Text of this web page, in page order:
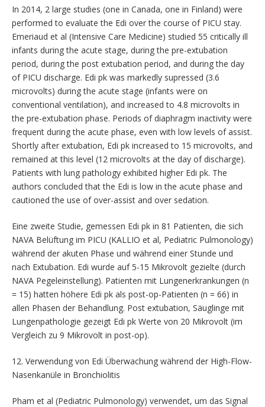
In 2014, 2 large studies (one in Canada, one in Finland) were
performed to evaluate the Edi over the course of PICU stay.
Emeriaud et al (Intensive Care Medicine) studied 55 critically ill
infants during the acute stage, during the pre-extubation
period, during the post extubation period, and during the day
of PICU discharge. Edi pk was markedly supressed (3.6
microvolts) during the acute stage (infants were on
conventional ventilation), and increased to 4.8 microvolts in
the pre-extubation phase. Periods of diaphragm inactivity were
frequent during the acute phase, even with low levels of assist.
Shortly after extubation, Edi pk increased to 15 microvolts, and
remained at this level (12 microvolts at the day of discharge).
Patients with lung pathology exhibited higher Edi pk. The
authors concluded that the Edi is low in the acute phase and
cautioned the use of over-assist and over sedation.
Eine zweite Studie, gemessen Edi pk in 81 Patienten, die sich
NAVA Belüftung im PICU (KALLIO et al, Pediatric Pulmonology)
während der akuten Phase und während einer Stunde und
nach Extubation. Edi wurde auf 5-15 Mikrovolt gezielte (durch
NAVA Pegeleinstellung). Patienten mit Lungenerkrankungen (n
= 15) hatten höhere Edi pk als post-op-Patienten (n = 66) in
allen Phasen der Behandlung. Post extubation, Säuglinge mit
Lungenpathologie gezeigt Edi pk Werte von 20 Mikrovolt (im
Vergleich zu 9 Mikrovolt in post-op).
12. Verwendung von Edi Überwachung während der High-Flow-
Nasenkanüle in Bronchiolitis
Pham et al (Pediatric Pulmonology) verwendet, um das Signal